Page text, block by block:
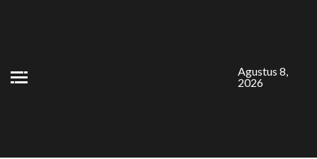
Agustus 8,
2026